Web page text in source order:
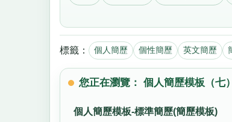
標籤： 個人簡歷 個性簡歷 英文簡歷
您正在瀏覽： 個人簡歷模板（七
個人簡歷模板-標準簡歷(簡歷模板)